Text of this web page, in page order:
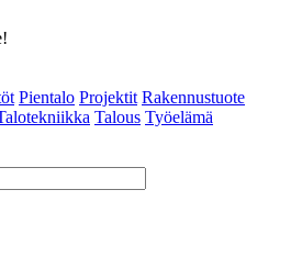
Pientalo Projektit Rakennustuote
Talous Työelämä